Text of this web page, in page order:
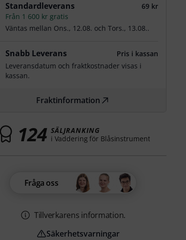
Standardleverans
69 kr
Från 1 600 kr gratis
Väntas mellan Ons., 12.08. ochTors., 13.08..
Snabb Leverans
Pris i kassan
Leveransdatum och fraktkostnader visas i
kassan.
Fraktinformation
124 SÄLJRANKING
i Vaddering för Blåsinstrument
Fråga oss
Tillverkarens information.
Säkerhetsvarningar